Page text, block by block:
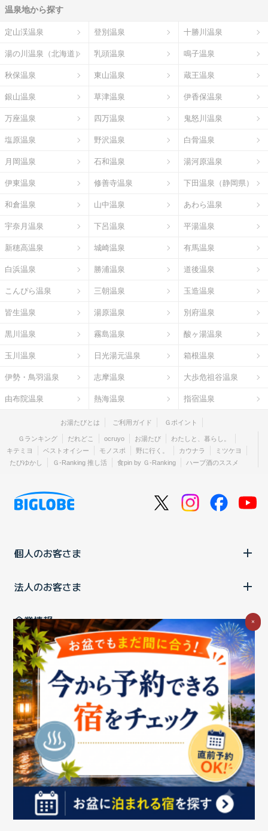
温泉地から探す
定山渓温泉 登別温泉 十勝川温泉
湯の川温泉（北海道） 乳頭温泉 鳴子温泉
秋保温泉 東山温泉 蔵王温泉
銀山温泉 草津温泉 伊香保温泉
万座温泉 四万温泉 鬼怒川温泉
塩原温泉 野沢温泉 白骨温泉
月岡温泉 石和温泉 湯河原温泉
伊東温泉 修善寺温泉 下田温泉（静岡県）
和倉温泉 山中温泉 あわら温泉
宇奈月温泉 下呂温泉 平湯温泉
新穂高温泉 城崎温泉 有馬温泉
白浜温泉 勝浦温泉 道後温泉
こんぴら温泉 三朝温泉 玉造温泉
皆生温泉 湯原温泉 別府温泉
黒川温泉 霧島温泉 酸ヶ湯温泉
玉川温泉 日光湯元温泉 箱根温泉
伊勢・鳥羽温泉 志摩温泉 大歩危祖谷温泉
由布院温泉 熱海温泉 指宿温泉
お湯たびとは ご利用ガイド Ｇポイント
Ｇランキング だれどこ ocruyo お湯たび
わたしと、暮らし。
キテミヨ
ベストオイシー モノスポ 野に行く。 カウナラ
ミツケヨ
たびゆかし
Ｇ-Ranking 推し活 食pin by Ｇ-Ranking ハーブ酒のススメ
個人のお客さま
法人のお客さま
企業情報
ご利用中の方
お問い合わせ消費税の表示 ウェブアクセシビリティの取り組み
個人情報保護ポリシープライバシーポータル
Cookieポリシー
特定商取引法に基づく表記情報セキュリティ基本方針
商標についてBIGLOBEトップ
Copyright ©BIGLOBE Inc. 2026.All rights reserved.
×